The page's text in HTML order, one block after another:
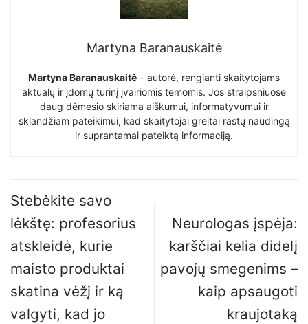
Martyna Baranauskaitė
Martyna Baranauskaitė – autorė, rengianti skaitytojams
aktualų ir įdomų turinį įvairiomis temomis. Jos straipsniuose
daug dėmesio skiriama aiškumui, informatyvumui ir
sklandžiam pateikimui, kad skaitytojai greitai rastų naudingą
ir suprantamai pateiktą informaciją.
Stebėkite savo
lėkštę: profesorius
atskleidė, kurie
maisto produktai
skatina vėžį ir ką
valgyti, kad jo
Neurologas įspėja:
karščiai kelia didelį
pavojų smegenims –
kaip apsaugoti
kraujotaką